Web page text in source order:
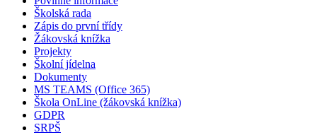
Školská rada
Zápis do první třídy
Žákovská knížka
Projekty
Školní jídelna
Dokumenty
MS TEAMS (Office 365)
Škola OnLine (žákovská knížka)
GDPR
SRPŠ